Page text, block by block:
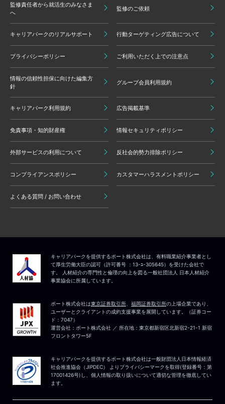
監修責任者から就活生のみなさま
へ
監修のご依頼
キャリアパークのリアルサポート 行動ターゲティング広告について
プライバシーポリシー ご利用いただく上での注意点
情報の信頼性担保に向けた編集方
針
グループ会員利用規約
キャリアパーク利用規約 広告掲載基準
免責事項・知的財産権 情報セキュリティポリシー
外部サービスの利用について 反社会的勢力排除ポリシー
コンプライアンスポリシー カスタマーハラスメントポリシー
よくある質問 / お問い合わせ